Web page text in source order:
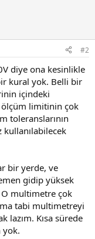
#2
diye ona kesinlikle
kural yok. Belli bir
içindeki
ölçüm limitinin çok
toleranslarının
bir yerde, ve
gidip yüksek
O multimetre çok
tabi multimetreyi
lazım. Kısa sürede
yok.